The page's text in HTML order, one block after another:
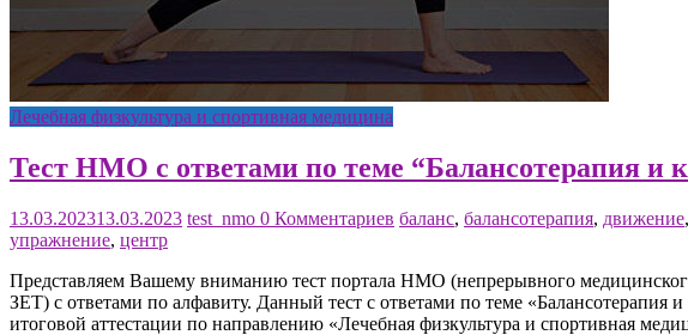
Лечебная физкультура и спортивная медицина
Тест НМО с ответами по теме “Балансотерапия и
13.03.202313.03.2023 test_nmo 0 Комментариев баланс, балансотерапия, движение,
упражнение, центр
Представляем Вашему вниманию тест портала НМО (непрерывного
ЗЕТ) с ответами по алфавиту. Данный тест с ответами по теме
итоговой аттестации по направлению «Лечебная физкультура и спортивная